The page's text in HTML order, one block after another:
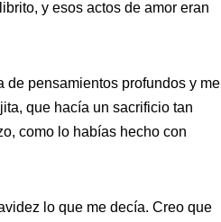
y esos actos de amor eran
de pensamientos profundos y me
que hacía un sacrificio tan
como lo habías hecho con
lo que me decía. Creo que